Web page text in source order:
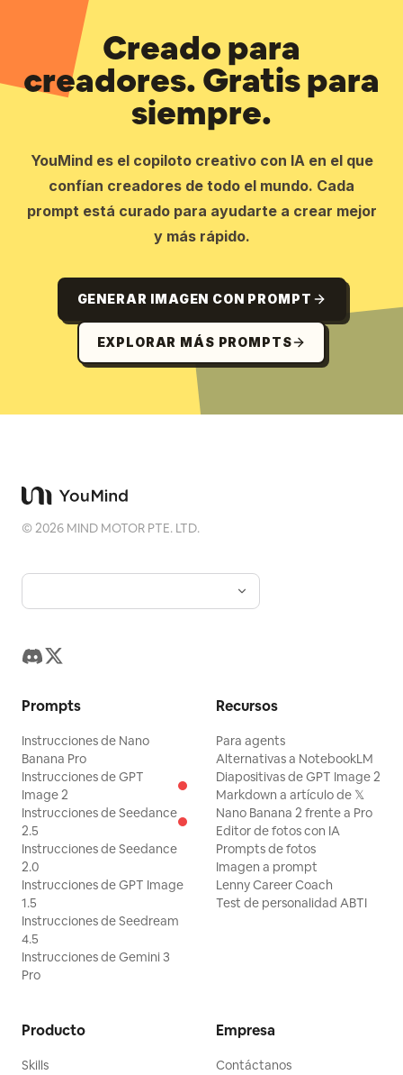
Creado para
creadores. Gratis para
siempre.
YouMind es el copiloto creativo con IA en el que
confían creadores de todo el mundo. Cada
prompt está curado para ayudarte a crear mejor
y más rápido.
GENERAR IMAGEN CON PROMPT
EXPLORAR MÁS PROMPTS
©2026 MIND MOTOR PTE. LTD.
Prompts
Instrucciones de Nano
Banana Pro
Instrucciones de GPT
Image 2
Instrucciones de Seedance
2.5
Instrucciones de Seedance
2.0
Instrucciones de GPT Image
1.5
Instrucciones de Seedream
4.5
Instrucciones de Gemini 3
Pro
Recursos
Para agents
Alternativas a NotebookLM
Diapositivas de GPT Image 2
Markdown a artículo de 𝕏
Nano Banana 2 frente a Pro
Editor de fotos con IA
Prompts de fotos
Imagen a prompt
Lenny Career Coach
Test de personalidad ABTI
Producto
Skills
Empresa
Contáctanos